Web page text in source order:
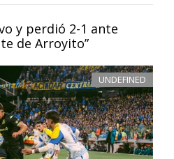
y perdió 2-1 ante
de Arroyito”
UNDEFINED